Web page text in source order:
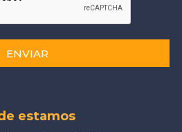
ENVIAR
estamos